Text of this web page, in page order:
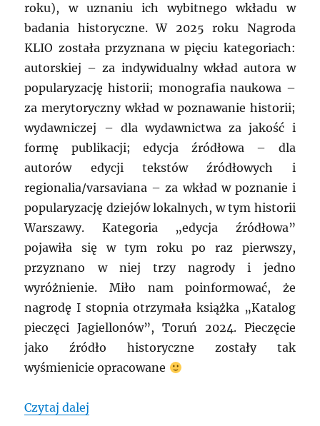
roku), w uznaniu ich wybitnego wkładu w
badania historyczne. W 2025 roku Nagroda
KLIO została przyznana w pięciu kategoriach:
autorskiej – za indywidualny wkład autora w
popularyzację historii; monografia naukowa –
za merytoryczny wkład w poznawanie historii;
wydawniczej – dla wydawnictwa za jakość i
formę publikacji; edycja źródłowa – dla
autorów edycji tekstów źródłowych i
regionalia/varsaviana – za wkład w poznanie i
popularyzację dziejów lokalnych, w tym historii
Warszawy. Kategoria „edycja źródłowa”
pojawiła się w tym roku po raz pierwszy,
przyznano w niej trzy nagrody i jedno
wyróżnienie. Miło nam poinformować, że
nagrodę I stopnia otrzymała książka „Katalog
pieczęci Jagiellonów”, Toruń 2024. Pieczęcie
jako źródło historyczne zostały tak
wyśmienicie opracowane
Czytaj dalej